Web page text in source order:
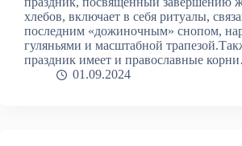
хлебов, включает в себя ритуалы,
последним «дожиночным» снопом,
гуляньями и масштабной
праздник имеет и православные
01.09.2024